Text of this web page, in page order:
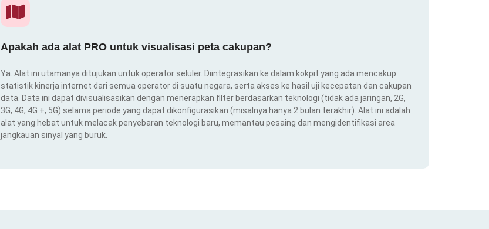
Apakah ada alat PRO untuk visualisasi peta cakupan?
Ya. Alat ini utamanya ditujukan untuk operator seluler. Diintegrasikan ke dalam kokpit yang ada mencakup
statistik kinerja internet dari semua operator di suatu negara, serta akses ke hasil uji kecepatan dan cakupan
data. Data ini dapat divisualisasikan dengan menerapkan filter berdasarkan teknologi (tidak ada jaringan, 2G,
3G, 4G, 4G +, 5G) selama periode yang dapat dikonfigurasikan (misalnya hanya 2 bulan terakhir). Alat ini adalah
alat yang hebat untuk melacak penyebaran teknologi baru, memantau pesaing dan mengidentifikasi area
jangkauan sinyal yang buruk.